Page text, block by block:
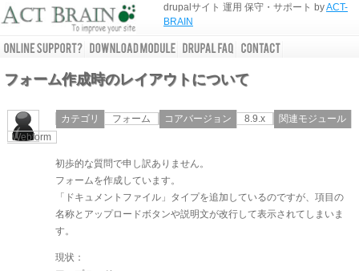
drupalサイト 運用 保守・サポート byACT-
BRAIN
フォーム作成時のレイアウトについて
カテゴリ フォーム コアバージョン 8.9.x
関連モジュール
Webform
初歩的な質問で申し訳ありません。
フォームを作成しています。
「ドキュメントファイル」タイプを追加しているのですが、項目の
名称とアップロードボタンや説明文が改行して表示されてしまいま
す。
現状：